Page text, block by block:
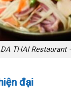
THAI Restaurant
đại